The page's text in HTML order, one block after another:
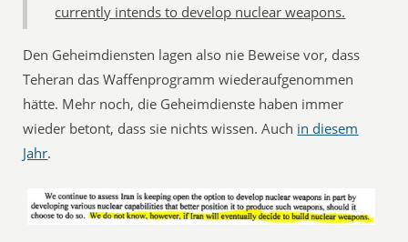
currently intends to develop nuclear weapons.
Den Geheimdiensten lagen also nie Beweise vor, dass
Teheran das Waffenprogramm wiederaufgenommen
hätte. Mehr noch, die Geheimdienste haben immer
wieder betont, dass sie nichts wissen. Auch in diesem
Jahr.